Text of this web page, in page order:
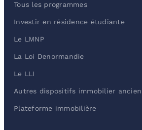
Tous les programmes
Investir en résidence étudiante
Le LMNP
La Loi Denormandie
Le LLI
Autres dispositifs immobilier ancien
Plateforme immobilière